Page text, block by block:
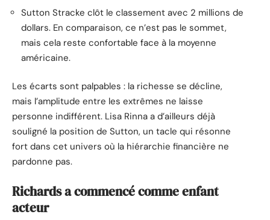
Sutton Stracke clôt le classement avec 2 millions de
dollars. En comparaison, ce n’est pas le sommet,
mais cela reste confortable face à la moyenne
américaine.
Les écarts sont palpables : la richesse se décline,
mais l’amplitude entre les extrêmes ne laisse
personne indifférent. Lisa Rinna a d’ailleurs déjà
souligné la position de Sutton, un tacle qui résonne
fort dans cet univers où la hiérarchie financière ne
pardonne pas.
Richards a commencé comme enfant
acteur